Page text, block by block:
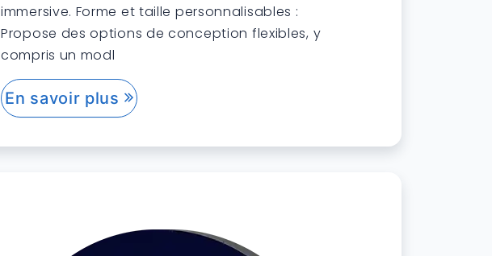
immersive. Forme et taille personnalisables :
Propose des options de conception flexibles, y
compris un modl
En savoir plus